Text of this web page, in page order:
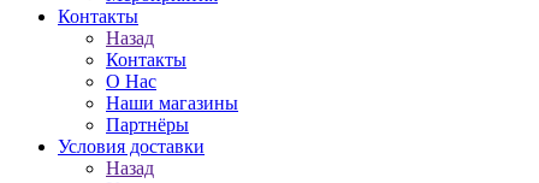
Контакты
Назад
Контакты
О Нас
Наши магазины
Партнёры
Условия доставки
Назад